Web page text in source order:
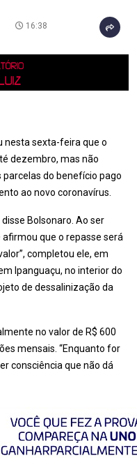
16:38
nesta sexta-feira que o
dezembro, mas não
do benefício pago
ao novo coronavírus.
Bolsonaro. Ao ser
que o repasse será
completou ele, em
Ipanguaçu, no interior do
de dessalinização da
no valor de R$ 600
mensais. “Enquanto for
consciência que não dá